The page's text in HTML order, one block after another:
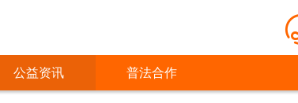
公益资讯 普法合作